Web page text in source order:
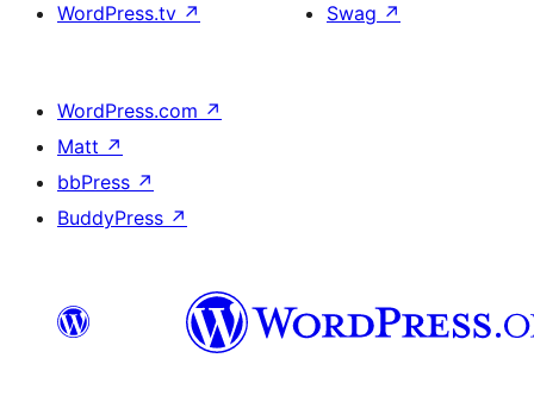
WordPress.tv ↗
Swag ↗
WordPress.com ↗
Matt ↗
bbPress ↗
BuddyPress ↗